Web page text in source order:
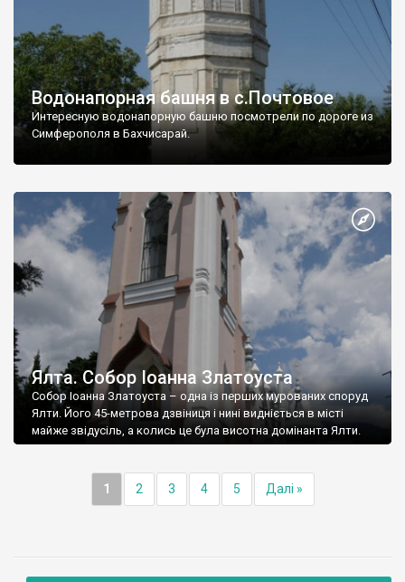
Водонапорная башня в с.Почтовое
Интересную водонапорную башню посмотрели по дороге из
Симферополя в Бахчисарай.
Ялта. Собор Іоанна Златоуста
Собор Іоанна Златоуста – одна із перших мурованих споруд
Ялти. Його 45-метрова дзвіниця і нині видніється в місті
майже звідусіль, а колись це була висотна домінанта Ялти.
1 2 3 4 5 Далі »